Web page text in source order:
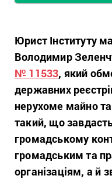
Юрист Інституту
Володимир
№ 11533, який
державних
нерухоме майно
такий, що
громадському
громадським та
організаціям, а й